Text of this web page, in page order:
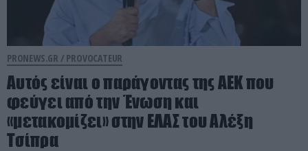
PRONEWS.GR / PROVOCATEUR
Αυτός είναι ο παράγοντας της ΑΕΚ που
φεύγει από την Ένωση και
«μετακομίζει» στην ΕΛΑΣ του Αλέξη
Τσίπρα